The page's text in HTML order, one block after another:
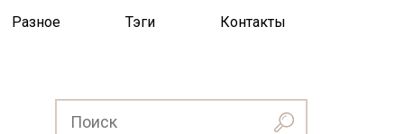
Разное Тэги Контакты